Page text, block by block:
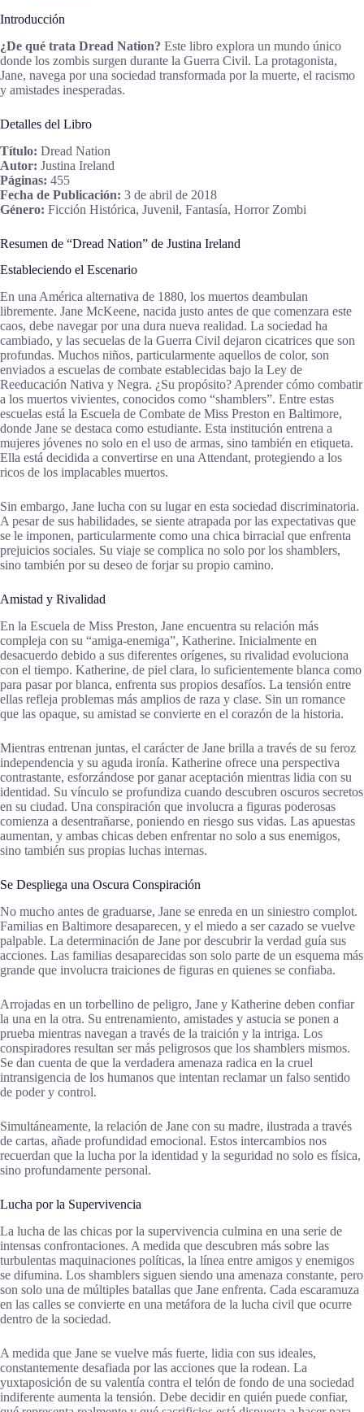
Introducción
¿De qué trata Dread Nation? Este libro explora un mundo único
donde los zombis surgen durante la Guerra Civil. La protagonista,
Jane, navega por una sociedad transformada por la muerte, el racismo
y amistades inesperadas.
Detalles del Libro
Título: Dread Nation
Autor: Justina Ireland
Páginas: 455
Fecha de Publicación: 3 de abril de 2018
Género: Ficción Histórica, Juvenil, Fantasía, Horror Zombi
Resumen de “Dread Nation” de Justina Ireland
Estableciendo el Escenario
En una América alternativa de 1880, los muertos deambulan
libremente. Jane McKeene, nacida justo antes de que comenzara este
caos, debe navegar por una dura nueva realidad. La sociedad ha
cambiado, y las secuelas de la Guerra Civil dejaron cicatrices que son
profundas. Muchos niños, particularmente aquellos de color, son
enviados a escuelas de combate establecidas bajo la Ley de
Reeducación Nativa y Negra. ¿Su propósito? Aprender cómo combatir
a los muertos vivientes, conocidos como “shamblers”. Entre estas
escuelas está la Escuela de Combate de Miss Preston en Baltimore,
donde Jane se destaca como estudiante. Esta institución entrena a
mujeres jóvenes no solo en el uso de armas, sino también en etiqueta.
Ella está decidida a convertirse en una Attendant, protegiendo a los
ricos de los implacables muertos.
Sin embargo, Jane lucha con su lugar en esta sociedad discriminatoria.
A pesar de sus habilidades, se siente atrapada por las expectativas que
se le imponen, particularmente como una chica birracial que enfrenta
prejuicios sociales. Su viaje se complica no solo por los shamblers,
sino también por su deseo de forjar su propio camino.
Amistad y Rivalidad
En la Escuela de Miss Preston, Jane encuentra su relación más
compleja con su “amiga-enemiga”, Katherine. Inicialmente en
desacuerdo debido a sus diferentes orígenes, su rivalidad evoluciona
con el tiempo. Katherine, de piel clara, lo suficientemente blanca como
para pasar por blanca, enfrenta sus propios desafíos. La tensión entre
ellas refleja problemas más amplios de raza y clase. Sin un romance
que las opaque, su amistad se convierte en el corazón de la historia.
Mientras entrenan juntas, el carácter de Jane brilla a través de su feroz
independencia y su aguda ironía. Katherine ofrece una perspectiva
contrastante, esforzándose por ganar aceptación mientras lidia con su
identidad. Su vínculo se profundiza cuando descubren oscuros secretos
en su ciudad. Una conspiración que involucra a figuras poderosas
comienza a desentrañarse, poniendo en riesgo sus vidas. Las apuestas
aumentan, y ambas chicas deben enfrentar no solo a sus enemigos,
sino también sus propias luchas internas.
Se Despliega una Oscura Conspiración
No mucho antes de graduarse, Jane se enreda en un siniestro complot.
Familias en Baltimore desaparecen, y el miedo a ser cazado se vuelve
palpable. La determinación de Jane por descubrir la verdad guía sus
acciones. Las familias desaparecidas son solo parte de un esquema más
grande que involucra traiciones de figuras en quienes se confiaba.
Arrojadas en un torbellino de peligro, Jane y Katherine deben confiar
la una en la otra. Su entrenamiento, amistades y astucia se ponen a
prueba mientras navegan a través de la traición y la intriga. Los
conspiradores resultan ser más peligrosos que los shamblers mismos.
Se dan cuenta de que la verdadera amenaza radica en la cruel
intransigencia de los humanos que intentan reclamar un falso sentido
de poder y control.
Simultáneamente, la relación de Jane con su madre, ilustrada a través
de cartas, añade profundidad emocional. Estos intercambios nos
recuerdan que la lucha por la identidad y la seguridad no solo es física,
sino profundamente personal.
Lucha por la Supervivencia
La lucha de las chicas por la supervivencia culmina en una serie de
intensas confrontaciones. A medida que descubren más sobre las
turbulentas maquinaciones políticas, la línea entre amigos y enemigos
se difumina. Los shamblers siguen siendo una amenaza constante, pero
son solo una de múltiples batallas que Jane enfrenta. Cada escaramuza
en las calles se convierte en una metáfora de la lucha civil que ocurre
dentro de la sociedad.
A medida que Jane se vuelve más fuerte, lidia con sus ideales,
constantemente desafiada por las acciones que la rodean. La
yuxtaposición de su valentía contra el telón de fondo de una sociedad
indiferente aumenta la tensión. Debe decidir en quién puede confiar,